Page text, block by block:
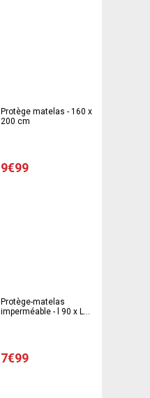
Protège matelas - 160 x
200 cm
9€99
Protège-matelas
imperméable - l 90 x L
7€99